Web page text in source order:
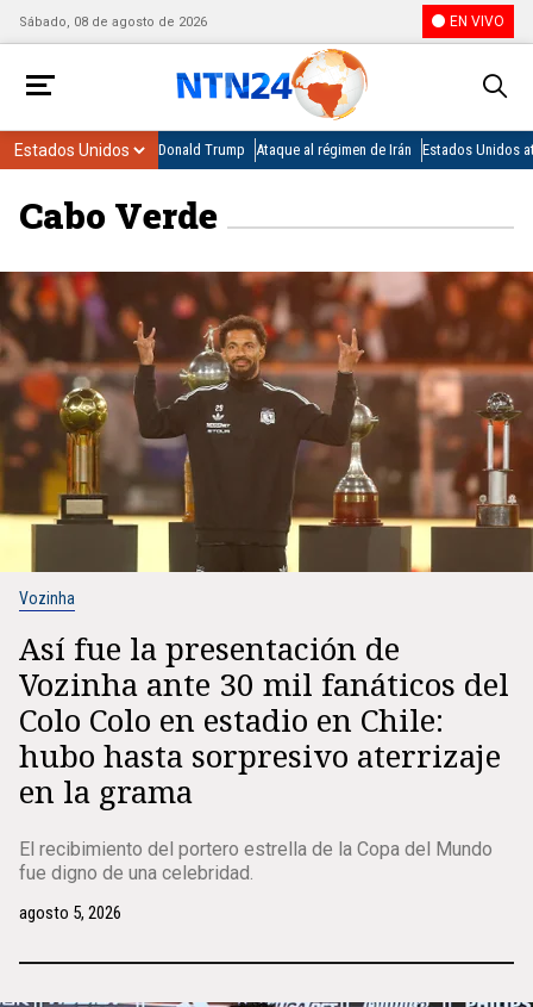
Sábado, 08 de agosto de 2026 EN VIVO
Donald Trump Ataque al régimen de Irán Estados Unidos
Cabo Verde
Vozinha
Así fue la presentación de
Vozinha ante 30 mil fanáticos del
Colo Colo en estadio en Chile:
hubo hasta sorpresivo aterrizaje
en la grama
El recibimiento del portero estrella de la Copa del Mundo
fue digno de una celebridad.
agosto 5, 2026